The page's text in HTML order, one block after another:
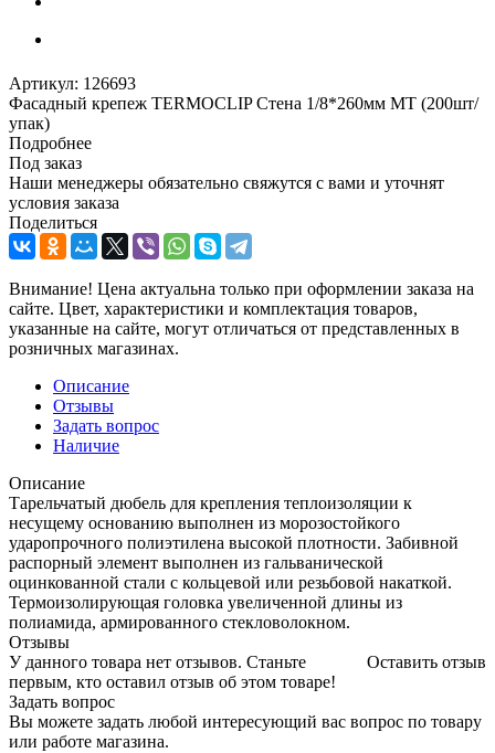
Артикул: 126693
Фасадный крепеж TERMOCLIP Стена 1/8*260мм MT (200шт/
упак)
Подробнее
Под заказ
Наши менеджеры обязательно свяжутся с вами и уточнят
условия заказа
Поделиться
Внимание! Цена актуальна только при оформлении заказа на
сайте. Цвет, характеристики и комплектация товаров,
указанные на сайте, могут отличаться от представленных в
розничных магазинах.
Описание
Отзывы
Задать вопрос
Наличие
Описание
Тарельчатый дюбель для крепления теплоизоляции к
несущему основанию выполнен из морозостойкого
ударопрочного полиэтилена высокой плотности. Забивной
распорный элемент выполнен из гальванической
оцинкованной стали с кольцевой или резьбовой накаткой.
Термоизолирующая головка увеличенной длины из
полиамида, армированного стекловолокном.
Отзывы
Оставить отзыв
У данного товара нет отзывов. Станьте
первым, кто оставил отзыв об этом товаре!
Задать вопрос
Вы можете задать любой интересующий вас вопрос по товару
или работе магазина.